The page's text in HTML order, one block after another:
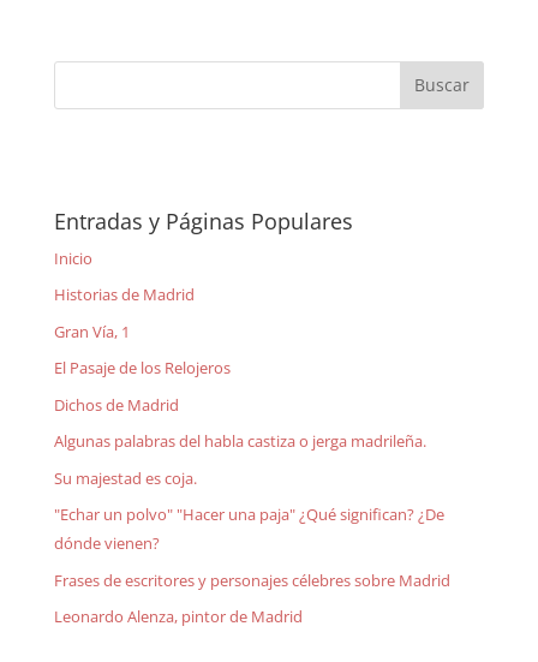
Entradas y Páginas Populares
Inicio
Historias de Madrid
Gran Vía, 1
El Pasaje de los Relojeros
Dichos de Madrid
Algunas palabras del habla castiza o jerga madrileña.
Su majestad es coja.
"Echar un polvo" "Hacer una paja" ¿Qué significan? ¿De
dónde vienen?
Frases de escritores y personajes célebres sobre Madrid
Leonardo Alenza, pintor de Madrid